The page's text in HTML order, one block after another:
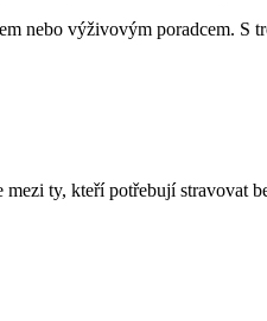
nebo výživovým poradcem. S
ty, kteří potřebují stravovat